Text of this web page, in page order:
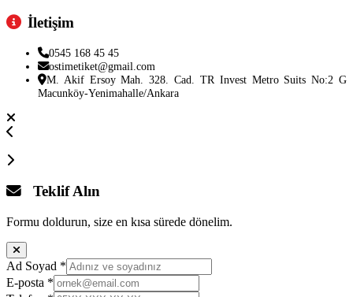
İletişim
0545 168 45 45
ostimetiket@gmail.com
M. Akif Ersoy Mah. 328. Cad. TR Invest Metro Suits No:2 G
Macunköy-Yenimahalle/Ankara
Teklif Alın
Formu doldurun, size en kısa sürede dönelim.
Ad Soyad *
E-posta *